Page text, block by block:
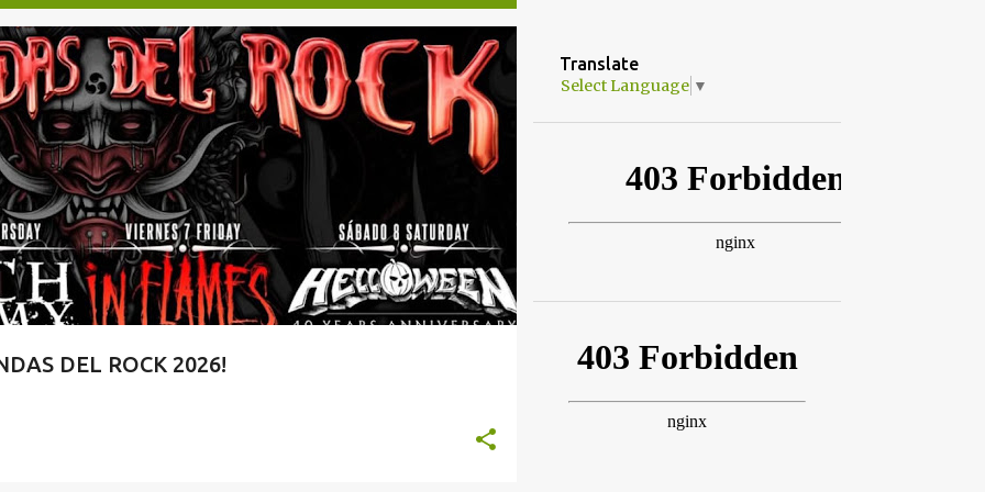
DEL ROCK 2026!
TAQUILLA.COM
Translate
Select Language ▼